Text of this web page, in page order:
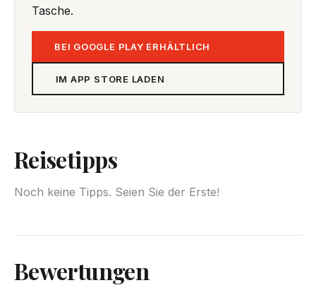
Tasche.
BEI GOOGLE PLAY ERHÄLTLICH
IM APP STORE LADEN
Reisetipps
Noch keine Tipps. Seien Sie der Erste!
Bewertungen